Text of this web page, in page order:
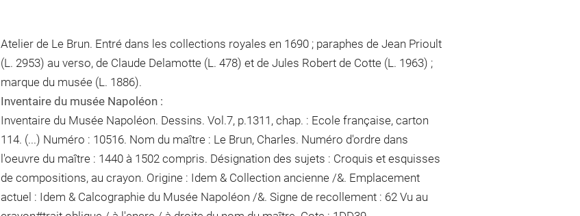
Atelier de Le Brun. Entré dans les collections royales en 1690 ; paraphes de Jean Prioult
(L. 2953) au verso, de Claude Delamotte (L. 478) et de Jules Robert de Cotte (L. 1963) ;
marque du musée (L. 1886).
Inventaire du musée Napoléon :
Inventaire du Musée Napoléon. Dessins. Vol.7, p.1311, chap. : Ecole française, carton
114. (...) Numéro : 10516. Nom du maître : Le Brun, Charles. Numéro d'ordre dans
l'oeuvre du maître : 1440 à 1502 compris. Désignation des sujets : Croquis et esquisses
de compositions, au crayon. Origine : Idem & Collection ancienne /&. Emplacement
actuel : Idem & Calcographie du Musée Napoléon /&. Signe de recollement : 62 Vu au